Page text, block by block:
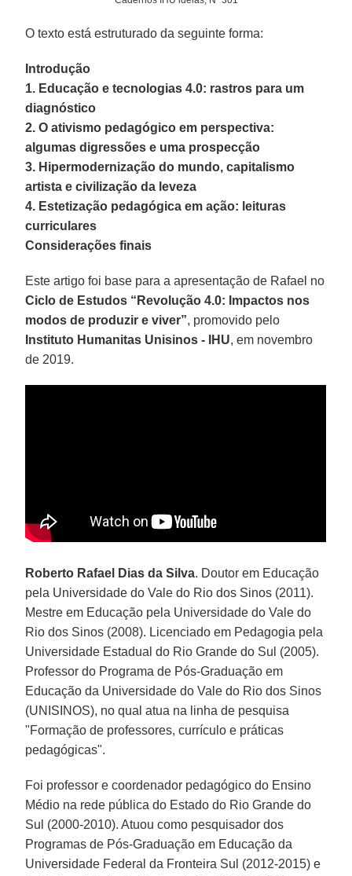
O texto está estruturado da seguinte forma:
Introdução
1. Educação e tecnologias 4.0: rastros para um
diagnóstico
2. O ativismo pedagógico em perspectiva:
algumas digressões e uma prospecção
3. Hipermodernização do mundo, capitalismo
artista e civilização da leveza
4. Estetização pedagógica em ação: leituras
curriculares
Considerações finais
Este artigo foi base para a apresentação de Rafael no
Ciclo de Estudos “Revolução 4.0: Impactos nos
modos de produzir e viver”, promovido pelo
Instituto Humanitas Unisinos - IHU, em novembro
de 2019.
Roberto Rafael Dias da Silva. Doutor em Educação
pela Universidade do Vale do Rio dos Sinos (2011).
Mestre em Educação pela Universidade do Vale do
Rio dos Sinos (2008). Licenciado em Pedagogia pela
Universidade Estadual do Rio Grande do Sul (2005).
Professor do Programa de Pós-Graduação em
Educação da Universidade do Vale do Rio dos Sinos
(UNISINOS), no qual atua na linha de pesquisa
"Formação de professores, currículo e práticas
pedagógicas".
Foi professor e coordenador pedagógico do Ensino
Médio na rede pública do Estado do Rio Grande do
Sul (2000-2010). Atuou como pesquisador dos
Programas de Pós-Graduação em Educação da
Universidade Federal da Fronteira Sul (2012-2015) e